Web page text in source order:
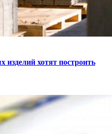
изделий хотят построить